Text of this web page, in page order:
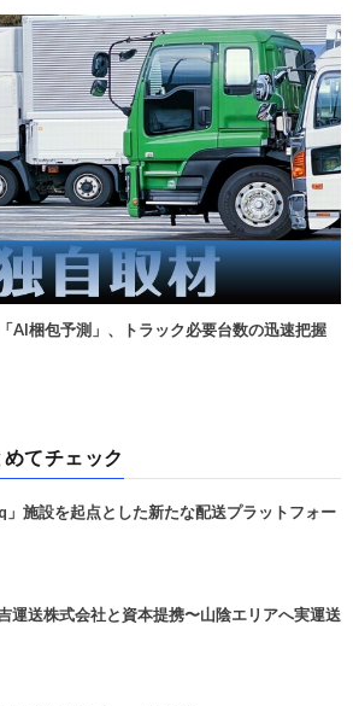
AI梱包予測」、トラック必要台数の迅速把握
めてチェック
施設を起点とした新たな配送プラットフォー
送株式会社と資本提携〜山陰エリアへ実運送